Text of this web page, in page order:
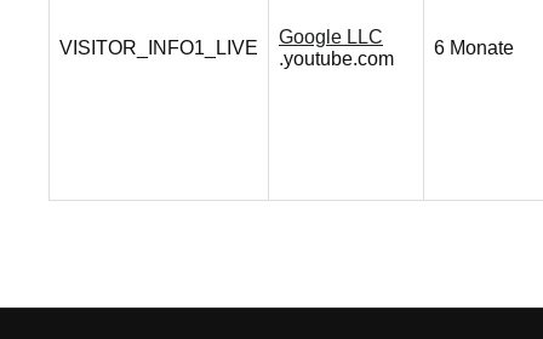
VISITOR_INFO1_LIVE
Google LLC
.youtube.com
6 Monate